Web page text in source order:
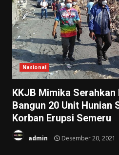
Nasional
KKJB Mimika Serahkan
Bangun 20 Unit Hunian
Korban Erupsi Semeru
admin Desember 20, 2021